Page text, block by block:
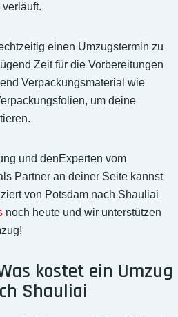
einen Umzugstermin zu
Zeit für die Vorbereitungen
Verpackungsmaterial wie
um deine
und denExperten vom
Partner an deiner Seite kannst
von Potsdam nach Shauliai
noch heute und wir unterstützen
kostet ein Umzug
Shauliai